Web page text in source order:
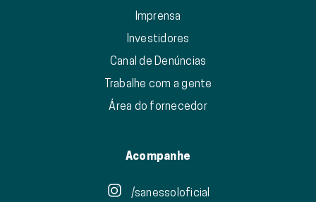
Imprensa
Investidores
Canal de Denúncias
Trabalhe com a gente
Área do fornecedor
Acompanhe
/sanessoloficial